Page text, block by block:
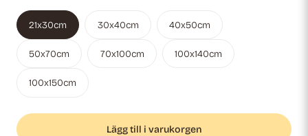
21x30cm 30x40cm 40x50cm
50x70cm 70x100cm 100x140cm
100x150cm
eller
Lägg till i varukorgen